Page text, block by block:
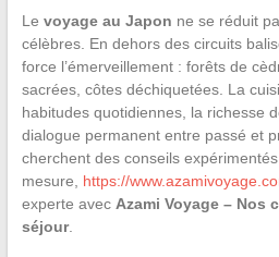
Le voyage au Japon ne se réduit
célèbres. En dehors des circuits
force l’émerveillement : forêts de
sacrées, côtes déchiquetées. La
habitudes quotidiennes, la richesse
dialogue permanent entre passé et
cherchent des conseils
mesure, https://
experte avec Azami Voyage – Nos
séjour.